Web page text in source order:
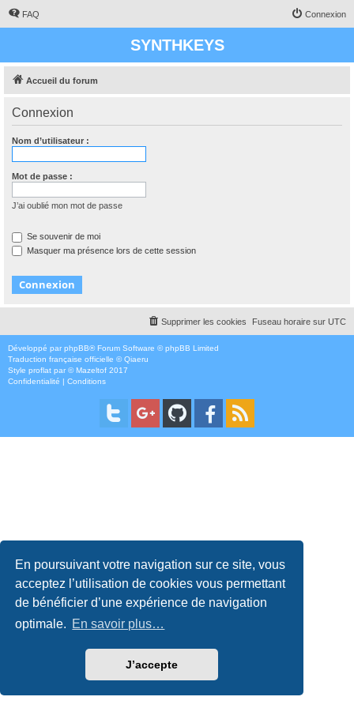
En poursuivant votre navigation sur ce site, vous
acceptez l’utilisation de cookies vous permettant
de bénéficier d’une expérience de navigation
optimale. En savoir plus…
J’accepte
FAQ Connexion
SYNTHKEYS
Accueil du forum
Connexion
Nom d’utilisateur :
Mot de passe :
J’ai oublié mon mot de passe
Se souvenir de moi
Masquer ma présence lors de cette session
Fuseau horaire sur UTC
Supprimer les cookies
Développé par phpBB® Forum Software © phpBB Limited
Traduction française officielle ©Qiaeru
Style proflat par ©Mazeltof 2017
Confidentialité | Conditions